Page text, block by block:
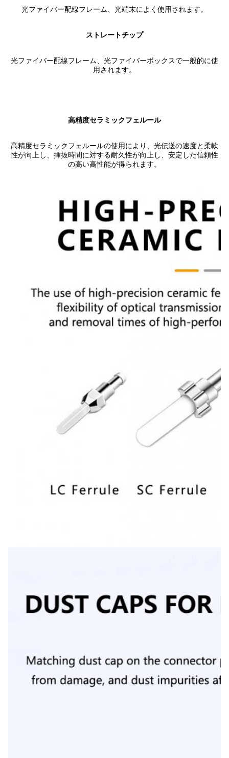
光ファイバー配線フレーム、光端末によく使用されます。
ストレートチップ
光ファイバー配線フレーム、光ファイバーボックスで一般的に使
用されます。
高精度セラミックフェルール
高精度セラミックフェルールの使用により、光伝送の速度と柔軟
性が向上し、挿抜時間に対する耐久性が向上し、安定した信頼性
の高い高性能が得られます。